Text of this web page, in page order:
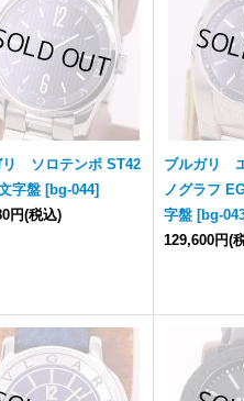
リ ソロテンポ ST42
字盤 [bg-044]
円(税込)
ブルガリ
ノグラフ
字盤 [bg-
129,600円(